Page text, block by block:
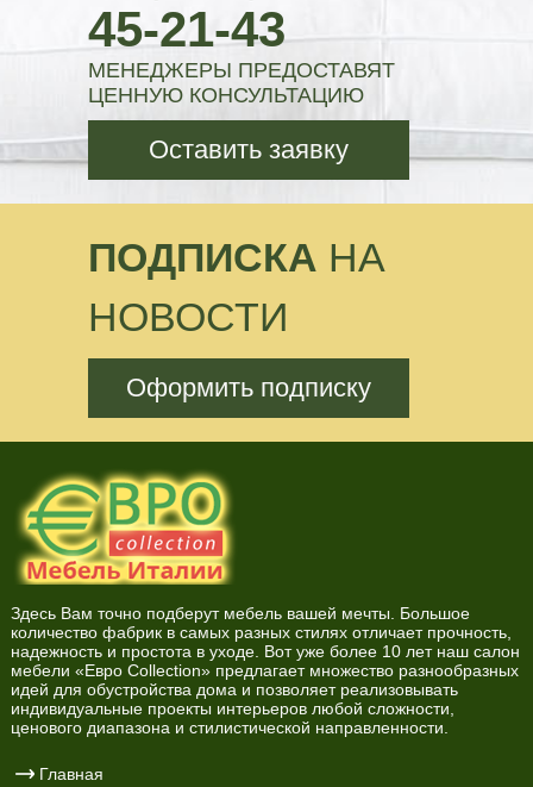
45-21-43
МЕНЕДЖЕРЫ ПРЕДОСТАВЯТ
ЦЕННУЮ КОНСУЛЬТАЦИЮ
Оставить заявку
ПОДПИСКА НА
НОВОСТИ
Оформить подписку
Здесь Вам точно подберут мебель вашей мечты. Большое
количество фабрик в самых разных стилях отличает прочность,
надежность и простота в уходе. Вот уже более 10 лет наш салон
мебели «Евро Collection» предлагает множество разнообразных
идей для обустройства дома и позволяет реализовывать
индивидуальные проекты интерьеров любой сложности,
ценового диапазона и стилистической направленности.
Главная